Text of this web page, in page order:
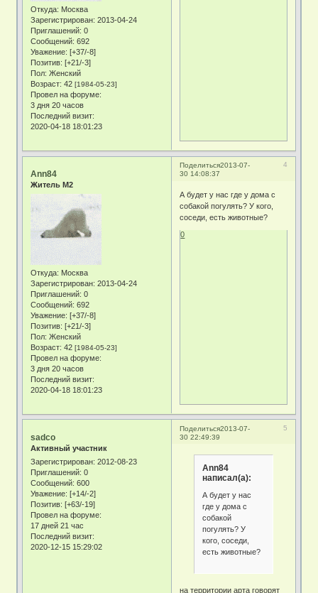
Откуда: Москва
Зарегистрирован: 2013-04-24
Приглашений: 0
Сообщений: 692
Уважение: [+37/-8]
Позитив: [+21/-3]
Пол: Женский
Возраст: 42[1984-05-23]
Провел на форуме:
3 дня 20 часов
Последний визит:
2020-04-18 18:01:23
Поделиться 4
2013-07-
30 14:08:37
Ann84
Житель М2
Откуда: Москва
Зарегистрирован: 2013-04-24
Приглашений: 0
Сообщений: 692
Уважение: [+37/-8]
Позитив: [+21/-3]
Пол: Женский
Возраст: 42[1984-05-23]
Провел на форуме:
3 дня 20 часов
Последний визит:
2020-04-18 18:01:23
А будет у нас где у дома с
собакой погулять? У кого,
соседи, есть животные?
0
Поделиться 5
2013-07-
30 22:49:39
sadco
Активный участник
Зарегистрирован: 2012-08-23
Приглашений: 0
Сообщений: 600
Уважение: [+14/-2]
Позитив: [+63/-19]
Провел на форуме:
17 дней 21 час
Последний визит:
2020-12-15 15:29:02
Ann84
написал(а):
А будет у нас
где у дома с
собакой
погулять? У
кого, соседи,
есть животные?
на территории арта говорят